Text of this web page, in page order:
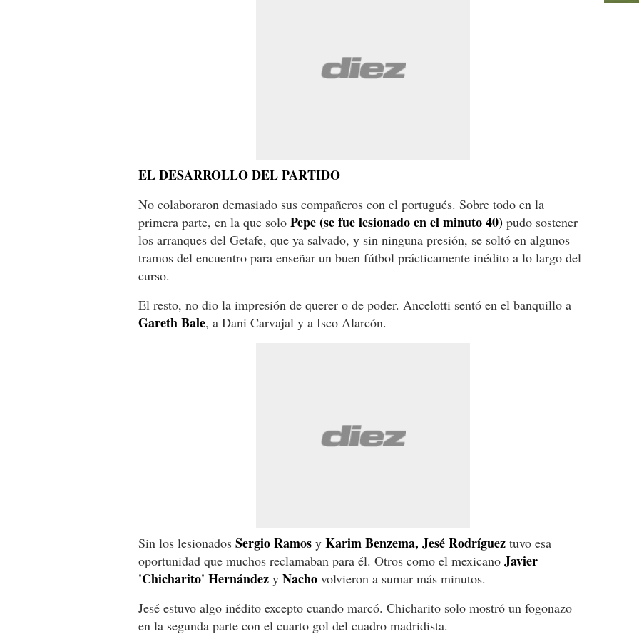
EL DESARROLLO DEL PARTIDO
No colaboraron demasiado sus compañeros con el portugués. Sobre todo en la
primera parte, en la que solo Pepe(se fue lesionado en el minuto 40) pudo sostener
los arranques del Getafe, que ya salvado, y sin ninguna presión, se soltó en algunos
tramos del encuentro para enseñar un buen fútbol prácticamente inédito a lo largo del
curso.
El resto, no dio la impresión de querer o de poder. Ancelotti sentó en el banquillo a
Gareth Bale, a Dani Carvajal y a Isco Alarcón.
Sin los lesionados Sergio Ramos y Karim Benzema, Jesé Rodríguez tuvo esa
oportunidad que muchos reclamaban para él. Otros como el mexicano Javier
'Chicharito' Hernández y Nacho volvieron a sumar más minutos.
Jesé estuvo algo inédito excepto cuando marcó. Chicharito solo mostró un fogonazo
en la segunda parte con el cuarto gol del cuadro madridista.